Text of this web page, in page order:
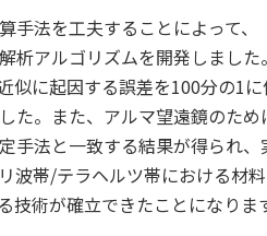
手法を工夫することによって
析アルゴリズムを開発しまし
似に起因する誤差を100分の1
た。また、アルマ望遠鏡のた
手法と一致する結果が得られ
波帯/テラヘルツ帯における材
技術が確立できたことになりま